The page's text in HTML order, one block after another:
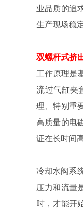
业品质的追
生产现场稳
双螺杆式挤
工作原理是
流过气缸夹
理、特别重
高质量的电
证在长时间
冷却水阀系
压力和流量
时，才能开